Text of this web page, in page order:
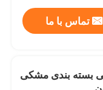
تماس با ما
بسته بندی مشکی